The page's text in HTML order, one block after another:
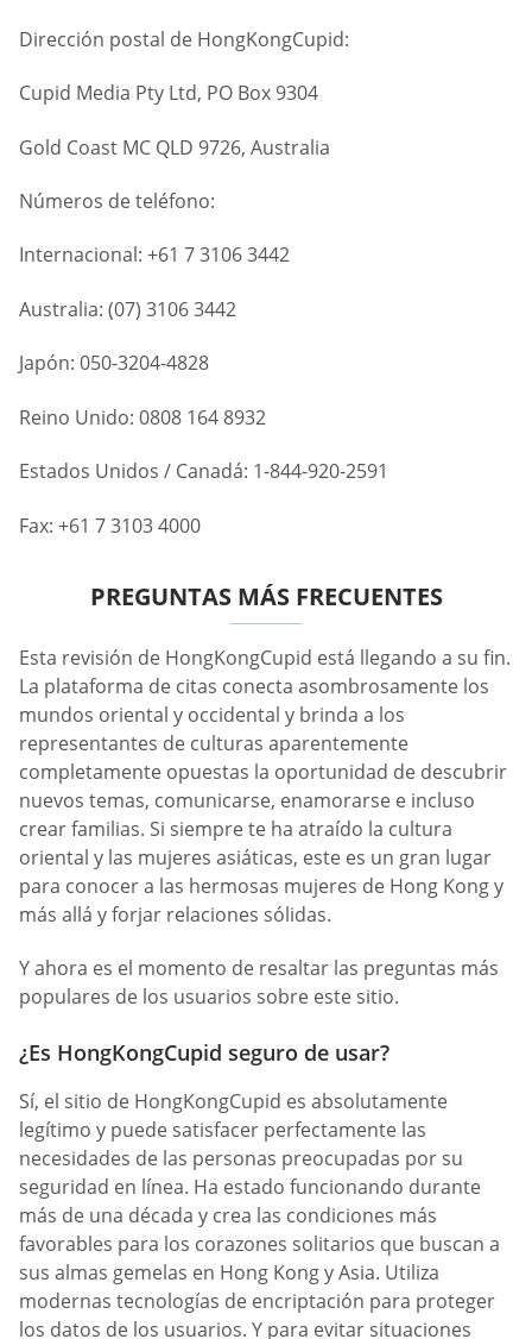
Dirección postal de HongKongCupid:
Cupid Media Pty Ltd, PO Box 9304
Gold Coast MC QLD 9726, Australia
Números de teléfono:
Internacional: +61 7 3106 3442
Australia: (07) 3106 3442
Japón: 050-3204-4828
Reino Unido: 0808 164 8932
Estados Unidos / Canadá: 1-844-920-2591
Fax: +61 7 3103 4000
PREGUNTAS MÁS FRECUENTES
Esta revisión de HongKongCupid está llegando a su fin.
La plataforma de citas conecta asombrosamente los
mundos oriental y occidental y brinda a los
representantes de culturas aparentemente
completamente opuestas la oportunidad de descubrir
nuevos temas, comunicarse, enamorarse e incluso
crear familias. Si siempre te ha atraído la cultura
oriental y las mujeres asiáticas, este es un gran lugar
para conocer a las hermosas mujeres de Hong Kong y
más allá y forjar relaciones sólidas.
Y ahora es el momento de resaltar las preguntas más
populares de los usuarios sobre este sitio.
¿Es HongKongCupid seguro de usar?
Sí, el sitio de HongKongCupid es absolutamente
legítimo y puede satisfacer perfectamente las
necesidades de las personas preocupadas por su
seguridad en línea. Ha estado funcionando durante
más de una década y crea las condiciones más
favorables para los corazones solitarios que buscan a
sus almas gemelas en Hong Kong y Asia. Utiliza
modernas tecnologías de encriptación para proteger
los datos de los usuarios. Y para evitar situaciones